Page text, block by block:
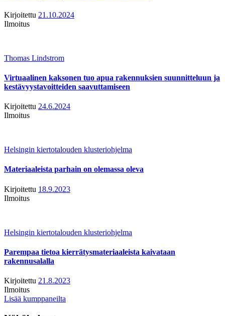
Kirjoitettu 21.10.2024
Ilmoitus
Thomas Lindstrom
Virtuaalinen kaksonen tuo apua rakennuksien suunnitteluun ja
kestävyystavoitteiden saavuttamiseen
Kirjoitettu 24.6.2024
Ilmoitus
Helsingin kiertotalouden klusteriohjelma
Materiaaleista parhain on olemassa oleva
Kirjoitettu 18.9.2023
Ilmoitus
Helsingin kiertotalouden klusteriohjelma
Parempaa tietoa kierrätysmateriaaleista kaivataan
rakennusalalla
Kirjoitettu 21.8.2023
Ilmoitus
Lisää kumppaneilta